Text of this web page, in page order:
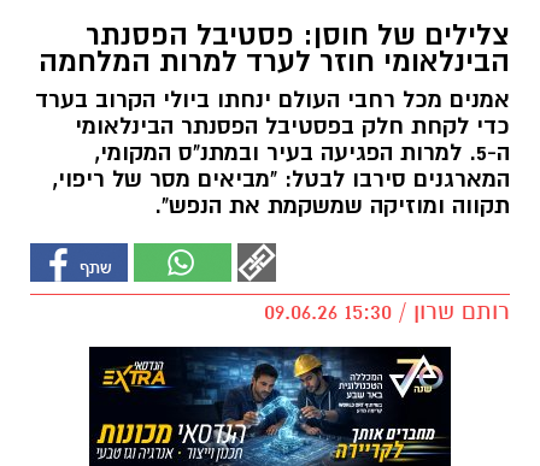
צלילים של חוסן: פסטיבל הפסנתר
הבינלאומי חוזר לערד למרות המלחמה
אמנים מכל רחבי העולם ינחתו ביולי הקרוב בערד
כדי לקחת חלק בפסטיבל הפסנתר הבינלאומי
ה-5. למרות הפגיעה בעיר ובמתנ"ס המקומי,
המארגנים סירבו לבטל: "מביאים מסר של ריפוי,
תקווה ומוזיקה שמשקמת את הנפש".
רותם שרון / 15:30 09.06.26